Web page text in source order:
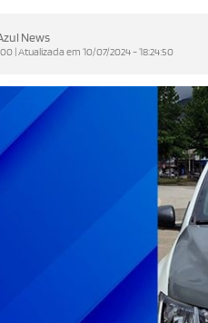
News
| Atualizada em 10/07/2024 - 18:24:50